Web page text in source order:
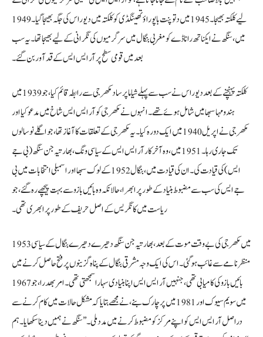
لیے کلکتہ بھیجا۔ 1945 میں دتوپنت باپو راؤ تھینگڈی کو کلکتہ میں دیوراس کی جگہ بھیجا گیا۔ 1949
میں، سنگھ نے ایکناتھ راناڈے کو مغربی بنگال میں سرگرمیوں کی نگرانی کے لیے بھیجا تھا۔ یہ سب
بعد میں قومی سطح پر آر ایس ایس کے قدآور بن گئے۔
کلکتہ پہنچنے کے بعد دیوراس نے سب سے پہلے شیاما پرساد مکھرجی سے رابطہ قائم کیا، جو 1939 میں
ہندو مہاسبھا میں شامل ہوئے تھے۔ انہوں نے مکھرجی کو آر ایس ایس شاخ میں مدعو کیا اور
مکھرجی نے اپریل 1940 میں ایک دورہ کیا۔ یہ مکھرجی کے تعلقات کا آغاز تھا، جو اگلے نو سالوں
تک جاری رہا۔ 1951 میں، وہ آخر کار آر ایس ایس کے سیاسی ونگ، بھارتیہ جن سنگھ (بی جے
ایس) کی قیادت کی۔ ان کی قیادت میں، بنگال 1952 کے لوک سبھا اور اسمبلی انتخابات میں بی
جے ایس کی سب سے مضبوط بنیاد کے طور پر ابھرا، حالانکہ وہ بائیں بازو سے بہت پیچھے رہ گئے، جو
ریاست میں کانگریس کے اصل حریف کے طور پر ابھری تھی۔
1953 میں مکھرجی کی بے وقت موت کے بعد، بھارتیہ جن سنگھ دھیرے دھیرے بنگال کے سیاسی
منظر نامے سے غائب ہو گئی۔ اس کی ایک وجہ مشرقی بنگال کے پناہ گزینوں پر فتح حاصل کرنے میں
بائیں بازو کی کامیابی تھی، جنہیں آر ایس ایس اپنا بنیادی سہارا سمجھتی تھی۔ امر بھدرا، جو 1967
میں سویم سیوک اور 1981 میں پرچارک بنے، نے مجھے بتایا کہ مشکل حالات میں کام کرنے سے
دراصل آر ایس ایس کو اپنے مرکز کو مضبوط کرنے میں مدد ملی۔ ’’سنگھ نے ہمیں دینا سکھایا۔ ہم